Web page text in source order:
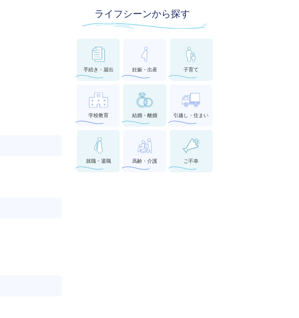
ライフシーンから探す
手続き・届出 妊娠・出産 子育て
学校教育 結婚・離婚 引越し・住まい
就職・退職 高齢・介護 ご不幸